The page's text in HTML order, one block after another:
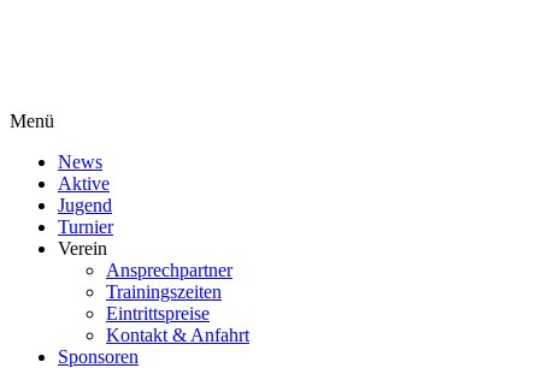
Menü
News
Aktive
Jugend
Turnier
Verein
Ansprechpartner
Trainingszeiten
Eintrittspreise
Kontakt & Anfahrt
Sponsoren